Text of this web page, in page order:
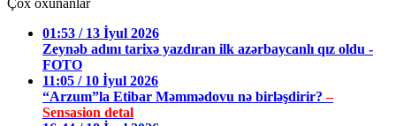
Çox oxunanlar
01:53 / 13 İyul 2026
Zeynəb adını tarixə yazdıran ilk azərbaycanlı qız oldu -
FOTO
11:05 / 10 İyul 2026
“Arzum”la Etibar Məmmədovu nə birləşdirir?–
Sensasion detal